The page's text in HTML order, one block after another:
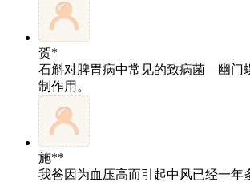
贺*
石斛对脾胃病中常见的致病菌—幽门
制作用。
施**
我爸因为血压高而引起中风已经一年